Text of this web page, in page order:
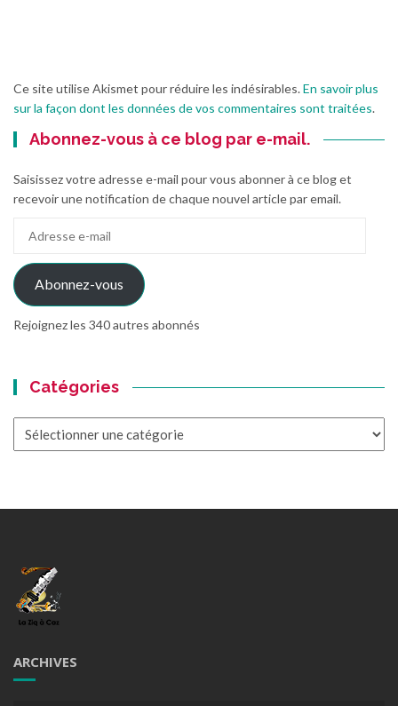
Ce site utilise Akismet pour réduire les indésirables.En savoir plus
sur la façon dont les données de vos commentaires sont traitées.
Abonnez-vous à ce blog par e-mail.
Saisissez votre adresse e-mail pour vous abonner à ce blog et
recevoir une notification de chaque nouvel article par email.
mail
Abonnez-vous
Rejoignez les 340 autres abonnés
Catégories
ARCHIVES